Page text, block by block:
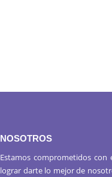
NOSOTROS
Estamos comprometidos
lograr darte lo mejor de